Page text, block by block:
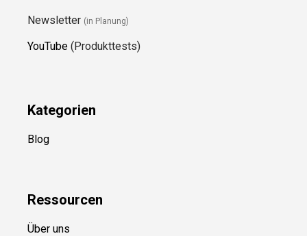
Newsletter (in Planung)
YouTube (Produkttests)
Kategorien
Blog
Ressourcen
Über uns